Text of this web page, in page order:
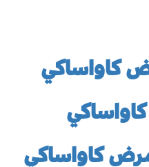
كاواساكي
كاواساكي